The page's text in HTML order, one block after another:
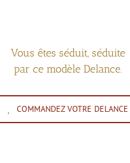
Vous êtes séduit, séduite
par ce modèle Delance.
COMMANDEZ VOTRE DELANCE